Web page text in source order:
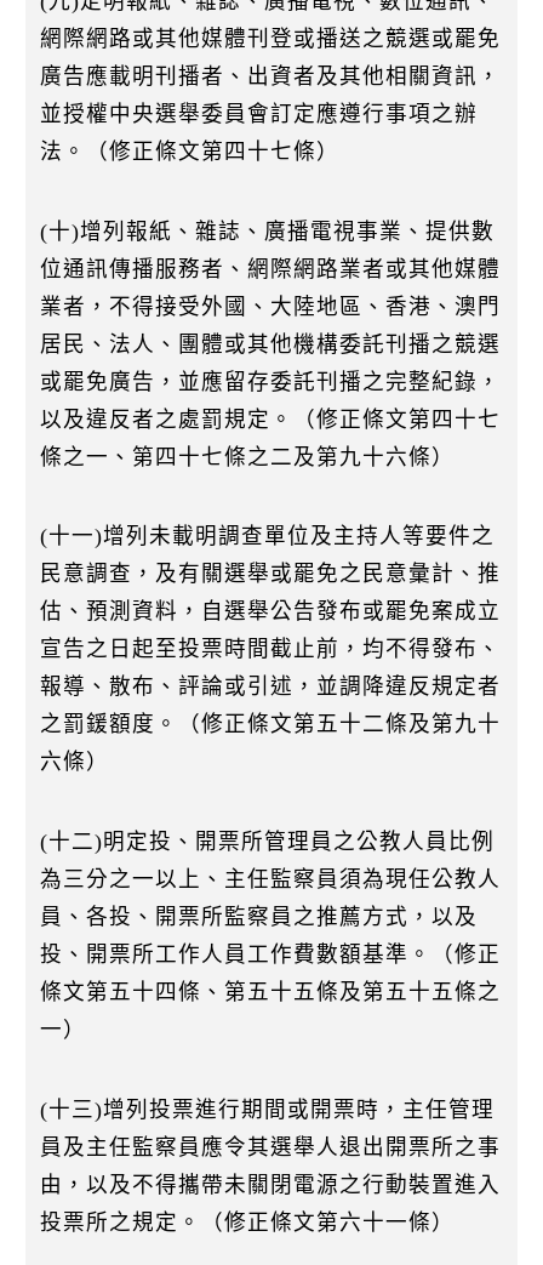
網際網路或其他媒體刊登或播送之競選或罷免
廣告應載明刊播者、出資者及其他相關資訊，
並授權中央選舉委員會訂定應遵行事項之辦
法。（修正條文第四十七條）
(十)增列報紙、雜誌、廣播電視事業、提供數
位通訊傳播服務者、網際網路業者或其他媒體
業者，不得接受外國、大陸地區、香港、澳門
居民、法人、團體或其他機構委託刊播之競選
或罷免廣告，並應留存委託刊播之完整紀錄，
以及違反者之處罰規定。（修正條文第四十七
條之一、第四十七條之二及第九十六條）
(十一)增列未載明調查單位及主持人等要件之
民意調查，及有關選舉或罷免之民意彙計、推
估、預測資料，自選舉公告發布或罷免案成立
宣告之日起至投票時間截止前，均不得發布、
報導、散布、評論或引述，並調降違反規定者
之罰鍰額度。（修正條文第五十二條及第九十
六條）
(十二)明定投、開票所管理員之公教人員比例
為三分之一以上、主任監察員須為現任公教人
員、各投、開票所監察員之推薦方式，以及
投、開票所工作人員工作費數額基準。（修正
條文第五十四條、第五十五條及第五十五條之
一）
(十三)增列投票進行期間或開票時，主任管理
員及主任監察員應令其選舉人退出開票所之事
由，以及不得攜帶未關閉電源之行動裝置進入
投票所之規定。（修正條文第六十一條）